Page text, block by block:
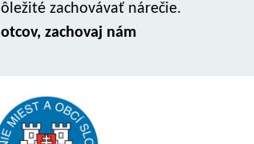
zachovávať nárečie.
zachovaj nám